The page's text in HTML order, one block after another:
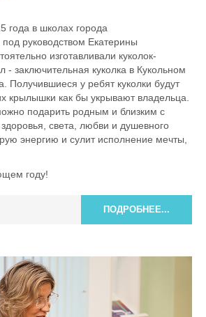
года в школах города
руководством Екатерины
изготавливали куколок-
- заключительная куколка в Кукольном
Получившиеся у ребят куколки будут
крылышки как бы укрывают владельца.
подарить родным и близким с
света, любви и душевного
энергию и сулит исполнение мечты,
году!
ПОДРОБНЕЕ...